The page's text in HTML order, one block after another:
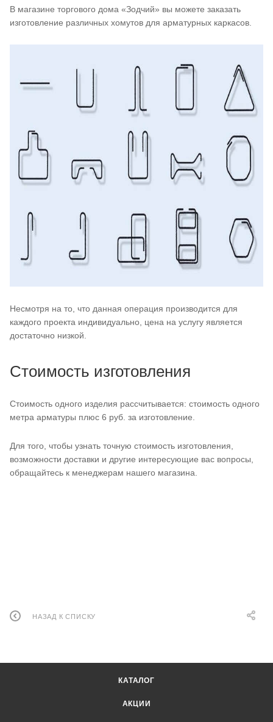
В магазине торгового дома «Зодчий» вы можете заказать
изготовление различных хомутов для арматурных каркасов.
Несмотря на то, что данная операция производится для
каждого проекта индивидуально, цена на услугу является
достаточно низкой.
Стоимость изготовления
Стоимость одного изделия рассчитывается: стоимость одного
метра арматуры плюс 6 руб. за изготовление.
Для того, чтобы узнать точную стоимость изготовления,
возможности доставки и другие интересующие вас вопросы,
обращайтесь к менеджерам нашего магазина.
НАЗАД К СПИСКУ
КАТАЛОГ
АКЦИИ